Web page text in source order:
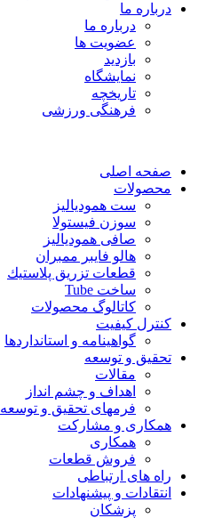
درباره ما
درباره ما
عضویت ها
بازدید
نمایشگاه
تاريخچه
فرهنگی ورزشی
صفحه اصلی
محصولات
ست همودیالیز
سوزن فیستولا
صافی همودیالیز
هالو فایبر ممبران
قطعات تزريق پلاستيك
ساخت Tube
کاتالوگ محصولات
کنترل کیفیت
گواهينامه و استانداردها
تحقيق و توسعه
مقالات
اهداف و چشم انداز
فرمهای تحقیق و توسعه
همکاری و مشارکت
همکاری
فروش قطعات
راه های ارتباطی
انتقادات و پيشنهادات
پزشكان